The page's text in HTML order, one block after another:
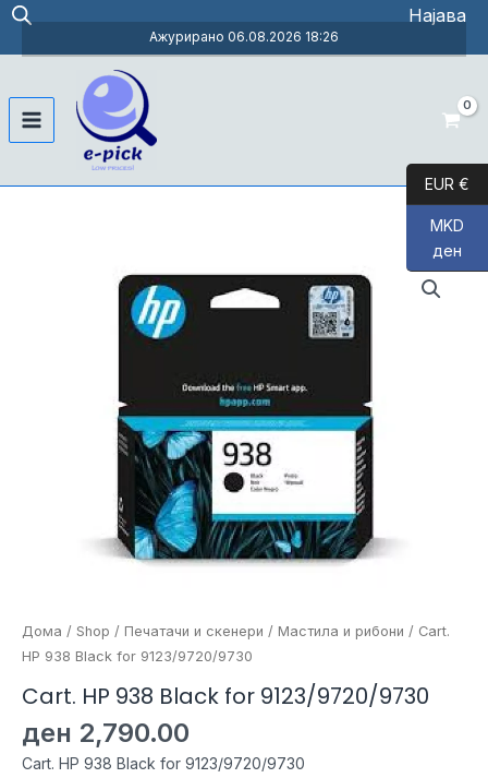
Skip
content
Најава
Ажурирано 06.08.2026 18:26
Main
Дома / Shop / Печатачи и скенери / Мастила и рибони / Cart.
HP 938 Black for 9123/9720/9730
Cart. HP 938 Black for 9123/9720/9730
ден 2,790.00
Cart. HP 938 Black for 9123/9720/9730
EUR €
MKD
ден